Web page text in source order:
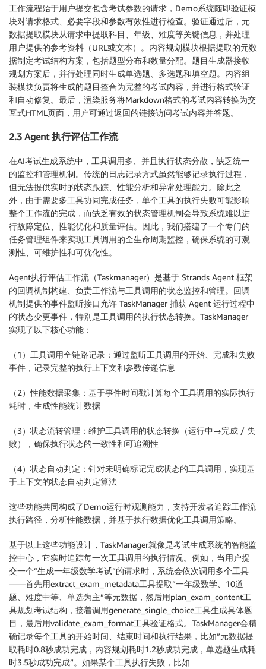
工作流程始于用户提交包含考试参数的请求，Demo系统随即验证模
块对请求格式、必要字段和参数有效性进行检查。验证通过后，元
数据提取模块从请求中提取科目、年级、难度等关键信息，并处理
用户提供的参考资料（URL或文本）。内容规划模块根据提取的元数
据制定考试结构方案，包括题型分布和数量分配。题目生成器接收
规划方案后，并行处理同时生成单选题、多选题和填空题。内容组
装模块负责将生成的题目整合为完整的考试内容，并进行格式验证
和自动修复。最后，渲染服务将Markdown格式的考试内容转换为交
互式HTML页面，用户可通过返回的链接访问考试内容并答题。
2.3 Agent 执行评估工作流
在AI考试生成系统中，工具调用多、并且执行状态分散，缺乏统一
的监控和管理机制。传统的日志记录方式虽然能够记录执行过程，
但无法提供实时的状态跟踪、性能分析和异常处理能力。除此之
外，由于需要多工具协同完成任务，单个工具的执行失败可能影响
整个工作流的完成，而缺乏有效的状态管理机制会导致系统难以进
行故障定位、性能优化和质量评估。因此，我们搭建了一个专门的
任务管理组件来实现工具调用的全生命周期监控，确保系统的可观
测性、可维护性和可优化性。
Agent执行评估工作流（Taskmanager）是基于 Strands Agent 框架
的回调机制构建、负责工作流与工具调用的状态监控和管理。回调
机制提供的事件监听接口允许 TaskManager 捕获 Agent 运行过程中
的状态变更事件，特别是工具调用的执行状态转换。TaskManager
实现了以下核心功能：
（1）工具调用全链路记录：通过监听工具调用的开始、完成和失败
事件，记录完整的执行上下文和参数传递信息
（2）性能数据采集：基于事件时间戳计算每个工具调用的实际执行
耗时，生成性能统计数据
（3）状态流转管理：维护工具调用的状态转换（运行中→完成 / 失
败），确保执行状态的一致性和可追溯性
（4）状态自动判定：针对未明确标记完成状态的工具调用，实现基
于上下文的状态自动判定算法
这些功能共同构成了Demo运行时观测能力，支持开发者追踪工作流
执行路径，分析性能数据，并基于执行数据优化工具调用策略。
基于以上这些功能设计，TaskManager就像是考试生成系统的智能监
控中心，它实时追踪每一次工具调用的执行情况。例如，当用户提
交一个”生成一年级数学考试”的请求时，系统会依次调用多个工具
——首先用extract_exam_metadata工具提取”一年级数学、10道
题、难度中等、单选为主”等元数据，然后用plan_exam_content工
具规划考试结构，接着调用generate_single_choice工具生成具体题
目，最后用validate_exam_format工具验证格式。TaskManager会精
确记录每个工具的开始时间、结束时间和执行结果，比如”元数据提
取耗时0.8秒成功完成，内容规划耗时1.2秒成功完成，单选题生成耗
时3.5秒成功完成”。如果某个工具执行失败，比如